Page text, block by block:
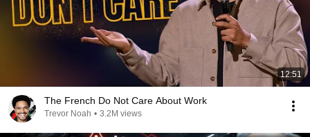
12:51
The French Do Not Care About Work
Trevor Noah • 3.2M views